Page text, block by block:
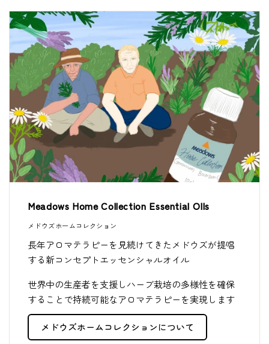
Meadows Home Collection Essential OIls
メドウズホームコレクション
長年アロマテラピーを見続けてきたメドウズが提唱
する新コンセプトエッセンシャルオイル
世界中の生産者を支援しハーブ栽培の多様性を確保
することで持続可能なアロマテラピーを実現します
メドウズホームコレクションについて